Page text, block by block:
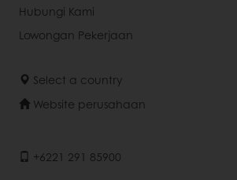
Hubungi Kami
Lowongan Pekerjaan
Select a country
Website perusahaan
+6221 291 85900